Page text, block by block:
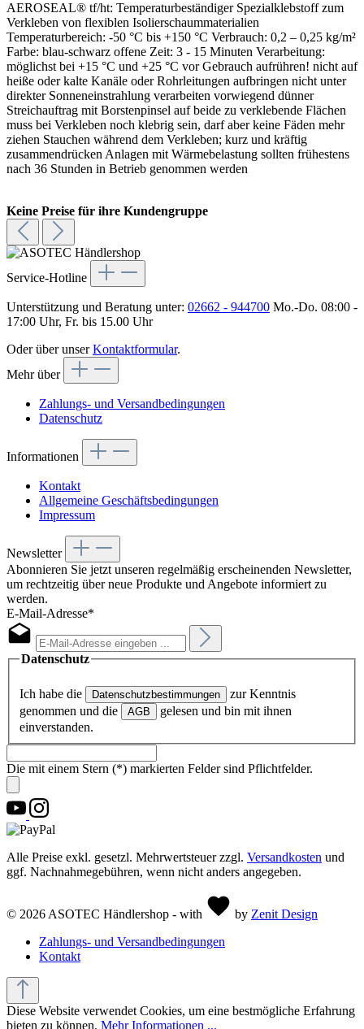
AEROSEAL® tf/ht: Temperaturbeständiger Spezialklebstoff zum
Verkleben von flexiblen Isolierschaummaterialien
Temperaturbereich: -50 °C bis +150 °C Verbrauch: 0,2 – 0,25 kg/m²
Farbe: blau-schwarz offene Zeit: 3 - 15 Minuten Verarbeitung:
möglichst bei +15 °C und +25 °C vor Gebrauch aufrühren! nicht auf
heiße oder kalte Kanäle oder Rohrleitungen aufbringen nicht unter
direkter Sonneneinstrahlung verarbeiten vorwiegend dünner
Streichauftrag mit Borstenpinsel auf beide zu verklebende Flächen
muss bei Verkleben noch klebrig sein, darf aber keine Fäden mehr
ziehen Stauchen während dem Verkleben; kurz und kräftig
zusammendrücken Anlagen mit Wärmebelastung sollten frühestens
nach 36 Stunden in Betrieb genommen werden
Keine Preise für ihre Kundengruppe
Service-Hotline
Unterstützung und Beratung unter: 02662 - 944700 Mo.-Do. 08:00 -
17:00 Uhr, Fr. bis 15.00 Uhr
Oder über unserKontaktformular.
Mehr über
Zahlungs- und Versandbedingungen
Datenschutz
Informationen
Kontakt
Allgemeine Geschäftsbedingungen
Impressum
Newsletter
Abonnieren Sie jetzt unseren regelmäßig erscheinenden Newsletter,
um rechtzeitig über neue Produkte und Angebote informiert zu
werden.
E-Mail-Adresse*
Datenschutz
Ich habe die Datenschutzbestimmungen
zur Kenntnis
genommen und die
AGB
gelesen und bin mit ihnen
einverstanden.
Die mit einem Stern (*) markierten Felder sind Pflichtfelder.
Alle Preise exkl. gesetzl. Mehrwertsteuer zzgl. Versandkosten und
ggf. Nachnahmegebühren, wenn nicht anders angegeben.
© 2026 ASOTEC Händlershop - with by Zenit Design
Zahlungs- und Versandbedingungen
Kontakt
Diese Website verwendet Cookies, um eine bestmögliche Erfahrung
bieten zu können. Mehr Informationen ...